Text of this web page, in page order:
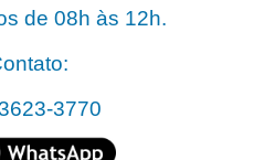
de 08h às 12h.
3770